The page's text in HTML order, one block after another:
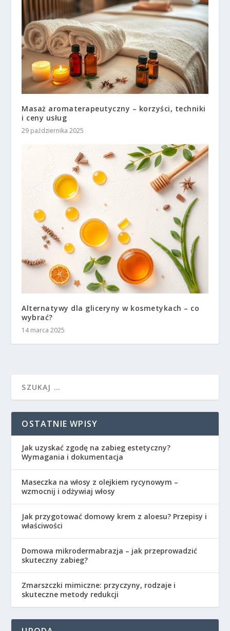
Masaż aromaterapeutyczny – korzyści, techniki
i ceny usług
29 października 2025
Alternatywy dla gliceryny w kosmetykach – co
wybrać?
14 marca 2025
OSTATNIE WPISY
Jak uzyskać zgodę na zabieg estetyczny?
Wymagania i dokumentacja
Maseczka na włosy z olejkiem rycynowym –
wzmocnij i odżywiaj włosy
Jak przygotować domowy krem z aloesu? Przepisy i
właściwości
Domowa mikrodermabrazja – jak przeprowadzić
skuteczny zabieg?
Zmarszczki mimiczne: przyczyny, rodzaje i
skuteczne metody redukcji